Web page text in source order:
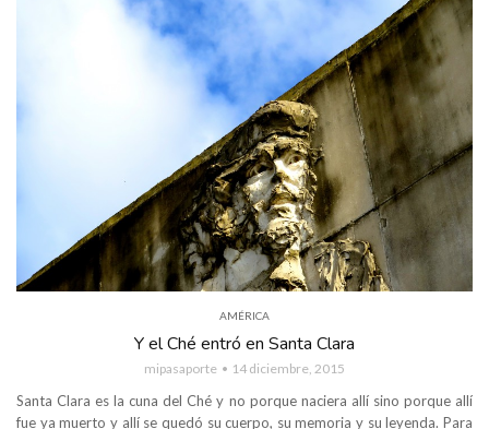
AMÉRICA
Y el Ché entró en Santa Clara
mipasaporte 14 diciembre, 2015
Santa Clara es la cuna del Ché y no porque naciera allí sino porque allí
fue ya muerto y allí se quedó su cuerpo, su memoria y su leyenda. Para